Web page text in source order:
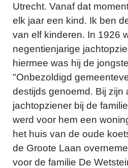
Utrecht. Vanaf dat
elk jaar een kind. Ik ben
van elf kinderen. In 1926
negentienjarige
hiermee was hij de
"Onbezoldigd
destijds genoemd. Bij zijn
jachtopziener bij de
werd voor hem een
het huis van de oude
de Groote Laan
voor de familie De